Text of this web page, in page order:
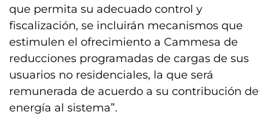
que permita su adecuado control y
fiscalización, se incluirán mecanismos que
estimulen el ofrecimiento a Cammesa de
reducciones programadas de cargas de sus
usuarios no residenciales, la que será
remunerada de acuerdo a su contribución de
energía al sistema”.